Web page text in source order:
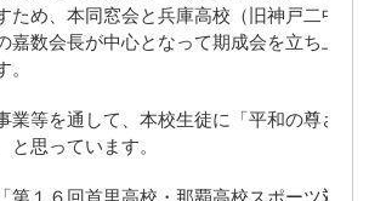
ため、本同窓会と兵庫高校（旧神戸二中）
嘉数会長が中心となって期成会を立ち上げ
。
業等を通して、本校生徒に「平和の尊さ」
と思っています。
第１６回首里高校・那覇高校スポーツ対抗